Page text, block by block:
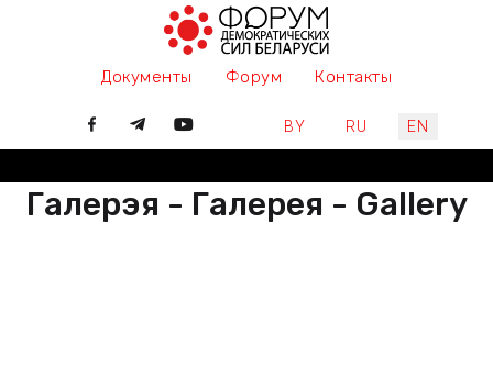
Документы Форум Контакты
Select your language
BY RU EN
Галерэя - Галерея - Gallery